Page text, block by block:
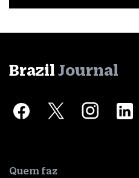
Brazil Journal
Quem faz